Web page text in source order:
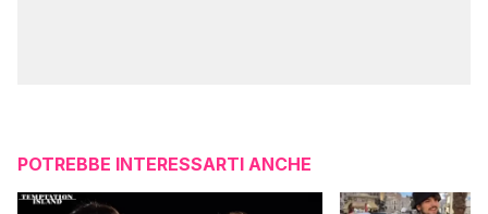
POTREBBE INTERESSARTI ANCHE